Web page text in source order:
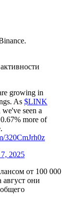
growing in
As $LINK
seen a
more of
320CmJrh0z
2025
от 100 000
они